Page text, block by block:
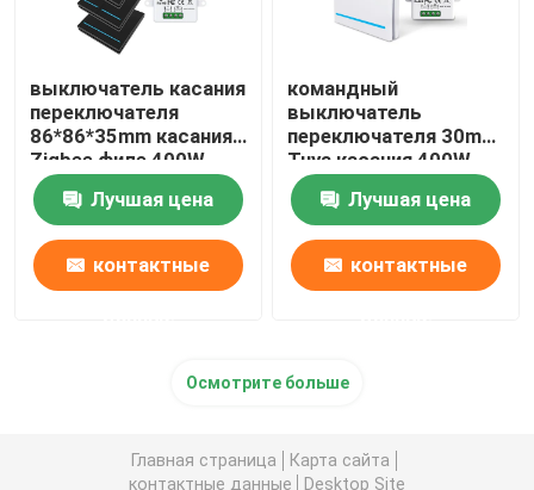
выключатель касания
переключателя
86*86*35mm касания
Zigbee филе 400W
стеклянный
Лучшая цена
контактные
командный
выключатель
переключателя 30m
Tuya касания 400W
Zigbee беспроводной
Лучшая цена
контактные
Осмотрите больше
Главная страница
Карта сайта
контактные данные
Desktop Site